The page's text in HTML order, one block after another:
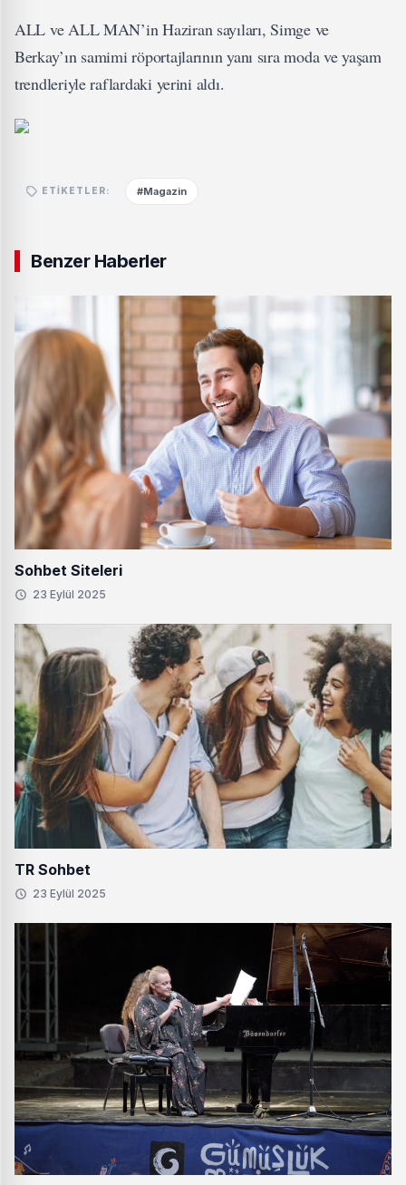
ALL ve ALL MAN’in Haziran sayıları, Simge ve
Berkay’ın samimi röportajlarının yanı sıra moda ve yaşam
trendleriyle raflardaki yerini aldı.
ETIKETLER: #Magazin
Benzer Haberler
Sohbet Siteleri
23 Eylül 2025
TR Sohbet
23 Eylül 2025